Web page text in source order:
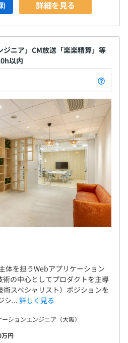
) 詳細を見る
ジニア」CM放送「楽楽精算」等
以内
体を担うWebアプリケーション
の中心としてプロダクトを主導
スペシャリスト）ポジションを
シ... 詳しく見る
ションエンジニア（大阪）
円